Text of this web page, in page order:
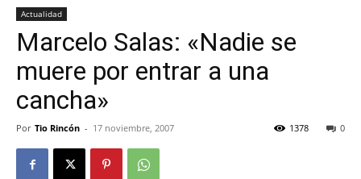
Actualidad
Marcelo Salas: «Nadie se
muere por entrar a una
cancha»
Por Tio Rincón - 17 noviembre, 2007 0
1378